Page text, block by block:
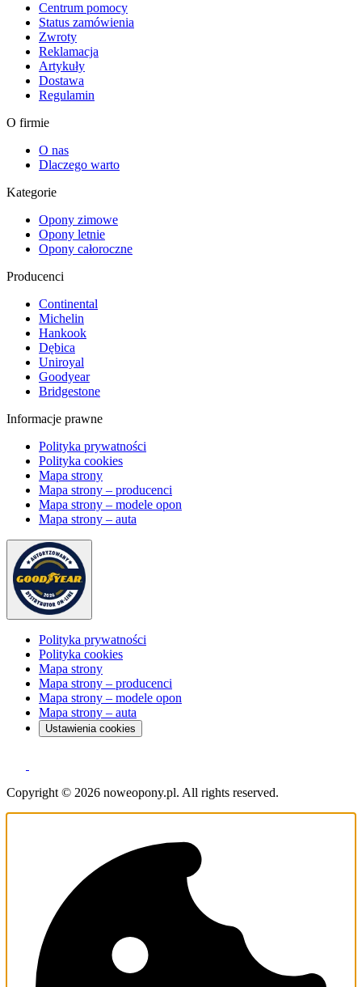
Centrum pomocy
Status zamówienia
Zwroty
Reklamacja
Artykuły
Dostawa
Regulamin
O firmie
O nas
Dlaczego warto
Kategorie
Opony zimowe
Opony letnie
Opony całoroczne
Producenci
Continental
Michelin
Hankook
Dębica
Uniroyal
Goodyear
Bridgestone
Informacje prawne
Polityka prywatności
Polityka cookies
Mapa strony
Mapa strony – producenci
Mapa strony – modele opon
Mapa strony – auta
Polityka prywatności
Polityka cookies
Mapa strony
Mapa strony – producenci
Mapa strony – modele opon
Mapa strony – auta
Ustawienia cookies
Copyright © 2026 noweopony.pl. All rights reserved.